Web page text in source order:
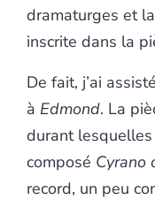
dramaturges et
inscrite dans la
De fait, j’ai
à Edmond. La
durant
composé Cyrano
record, un peu